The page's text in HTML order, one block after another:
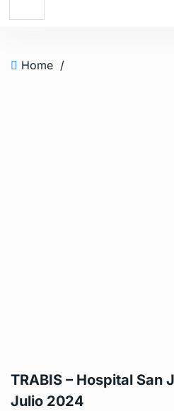
Home /
TRABIS – Hospital San
Julio 2024